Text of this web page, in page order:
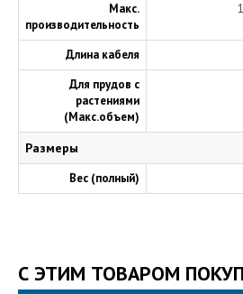
Макс.
производительность
Длина кабеля
Для прудов с
растениями
(Макс.объем)
Размеры
Вес (полный)
С ЭТИМ ТОВАРОМ